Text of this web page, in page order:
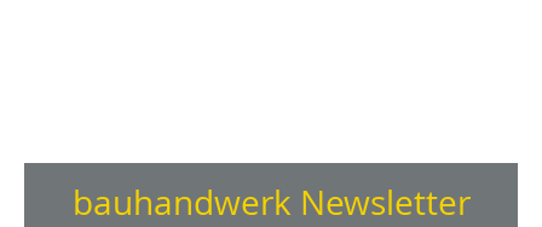
bauhandwerk Newsletter